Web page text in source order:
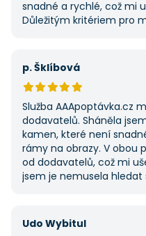
snadné a rychlé, což mi
Důležitým kritériem pro
první, ale se službou
umožnila najít rychlé
a příště jejich službu
p. Šklíbová
Služba AAApoptávka.cz
dodavatelů. Sháněla
kamen, které není
rámy na obrazy. V obou
od dodavatelů, což mi
jsem je nemusela hledat
Udo Wybitul